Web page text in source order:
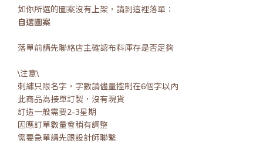
如你所選的圖案沒有上架，請到這裡落單：
自選圖案
落單前請先聯絡店主確認布料庫存是否足夠
\注意\
刺繡只限名字，字數請儘量控制在6個字以內
此商品為接單訂製，沒有現貨
訂造一般需要2-3星期
因應訂單數量會稍有調整
需要急單請先跟設計師聯繫